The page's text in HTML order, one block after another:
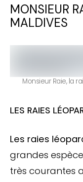
MONSIEUR
MALDIVES
Monsieur Raie, la
LES RAIES
Les raies
grandes
très courantes